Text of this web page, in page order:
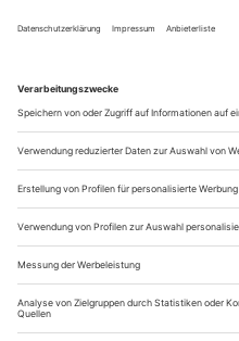
Cottbus Bergbau-Musiktheater
des Lausitz Festivals
Festivalintendant
Theatercoup gelandet. Er
Schauspielhauses Hamburg
Weißwasser. Hier hatte zur
Premiere, der auch die
Mondgefühle
Maren Kames «Luna Luna» (U)